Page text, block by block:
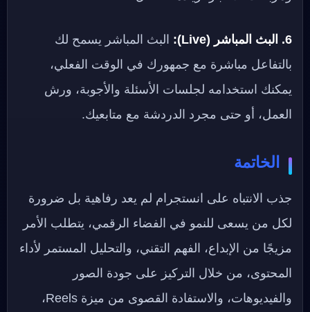
6. البث المباشر (Live):
البث المباشر يسمح لك
بالتفاعل مباشرة مع جمهورك في الوقت الفعلي،
يمكنك استخدامه لجلسات الأسئلة والأجوبة، ورش
العمل، أو حتى مجرد الدردشة مع متابعيك.
الخاتمة
جذب الانتباه على انستجرام لم يعد رفاهية بل ضرورة
لكل من يسعى للنمو في الفضاء الرقمي، يتطلب الأمر
مزيجًا من الإبداع، الفهم التقني، والتحليل المستمر لأداء
المحتوى، من خلال التركيز على جودة الصور
والفيديوهات، والاستفادة القصوى من ميزة Reels،